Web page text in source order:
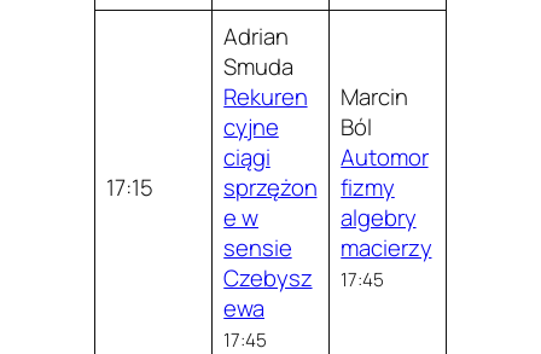
17:15
Adrian
Smuda
Rekuren
cyjne
ciągi
sprzężon
e w
sensie
Czebysz
ewa
17:45
Marcin
Ból
Automor
fizmy
algebry
macierzy
17:45